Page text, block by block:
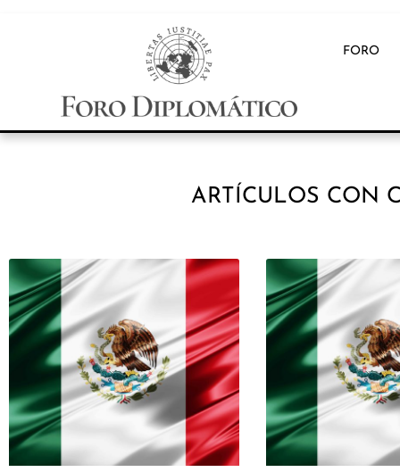
FORO
ARTÍCULOS CON